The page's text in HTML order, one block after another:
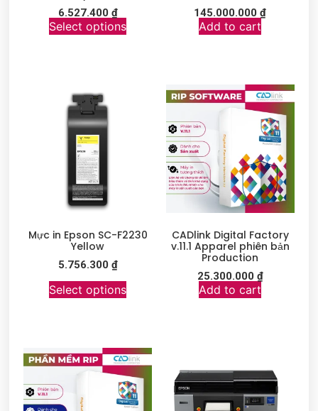
6.527.400 ₫
Select options
145.000.000₫
Add to cart
Mực in Epson SC-F2230
Yellow
5.756.300 ₫
Select options
CADlink Digital Factory
v.11.1 Apparel phiên bản
Production
25.300.000 ₫
Add to cart